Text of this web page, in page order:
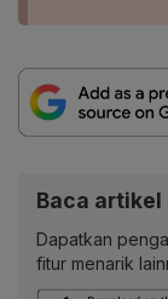
Baca
Dapatkan
fitur menarik